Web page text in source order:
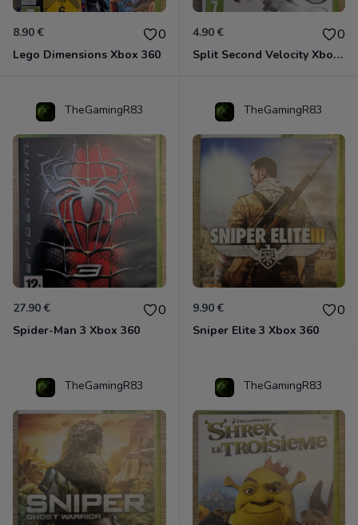
8.90 € 0
Lego Dimensions Xbox 360
4.90 € 0
Split Second Velocity Xbox 360
TheGamingR83
27.90 € 0
Spider-Man 3 Xbox 360
TheGamingR83
9.90 € 0
Sniper Elite 3 Xbox 360
TheGamingR83 TheGamingR83